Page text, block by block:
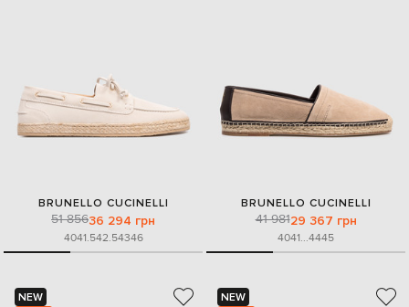
BRUNELLO CUCINELLI
51 85636 294 грн
4041.542.54346
BRUNELLO CUCINELLI
41 98129 367 грн
4041...4445
NEW
NEW